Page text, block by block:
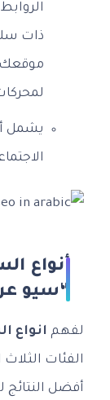
ذات
موقعك،
يشمل
أنواع
“سيو
لفهم انواع
الفئات
أفضل